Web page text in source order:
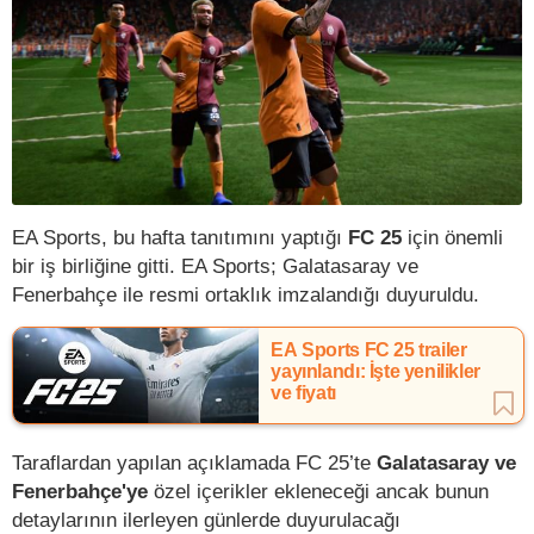
EA Sports, bu hafta tanıtımını yaptığı FC 25 için önemli
bir iş birliğine gitti. EA Sports; Galatasaray ve
Fenerbahçe ile resmi ortaklık imzalandığı duyuruldu.
EA Sports FC 25 trailer
yayınlandı: İşte yenilikler
ve fiyatı
Taraflardan yapılan açıklamada FC 25’te Galatasaray ve
Fenerbahçe'ye özel içerikler ekleneceği ancak bunun
detaylarının ilerleyen günlerde duyurulacağı